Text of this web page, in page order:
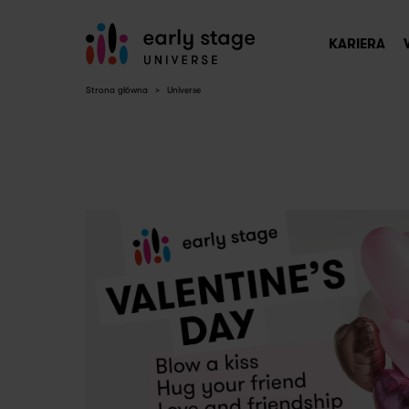
KARIERA
Strona główna > Universe